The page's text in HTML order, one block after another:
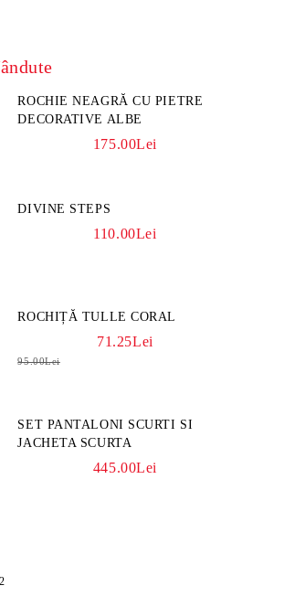
ROCHIE NEAGRĂ CU PIETRE
DECORATIVE ALBE
175.00Lei
DIVINE STEPS
110.00Lei
ROCHIȚĂ TULLE CORAL
71.25Lei
95.00Lei
SET PANTALONI SCURTI SI
JACHETA SCURTA
445.00Lei